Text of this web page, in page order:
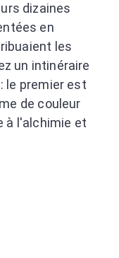
dizaines
en
les
un intinéraire
le premier est
de couleur
à l'alchimie et